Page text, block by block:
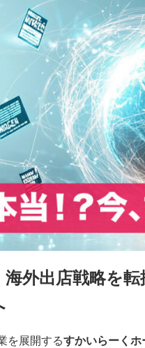
外出店戦略を
を展開するすかいらーくホ